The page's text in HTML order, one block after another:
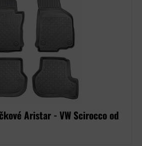
Aristar - VW Scirocco od